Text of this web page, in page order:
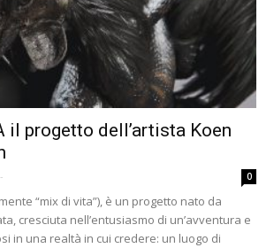
il progetto dell’artista Koen
- 0
“mix di vita”), è un progetto nato da
cresciuta nell’entusiasmo di un’avventura e
in una realtà in cui credere: un luogo di